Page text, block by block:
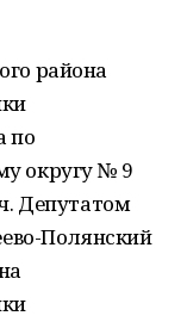
района
по
округу № 9
Депутатом
Полянский